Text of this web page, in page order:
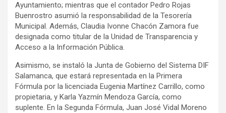
Ayuntamiento; mientras que el contador Pedro Rojas
Buenrostro asumió la responsabilidad de la Tesorería
Municipal. Además, Claudia Ivonne Chacón Zamora fue
designada como titular de la Unidad de Transparencia y
Acceso a la Información Pública.
Asimismo, se instaló la Junta de Gobierno del Sistema DIF
Salamanca, que estará representada en la Primera
Fórmula por la licenciada Eugenia Martínez Carrillo, como
propietaria, y Karla Yazmín Mendoza García, como
suplente. En la Segunda Fórmula, Juan José Vidal Moreno